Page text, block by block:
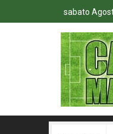
sabato